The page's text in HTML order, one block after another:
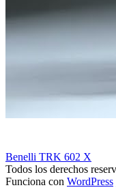
Benelli TRK 602 X
Todos los derechos
Funciona con WordPress